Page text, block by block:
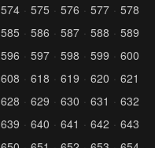
574 575 576 577
578
585 586 587 588
589
596 597 598 599
600
608 618 619 620
621
628 629 630 631
632
639 640 641 642
643